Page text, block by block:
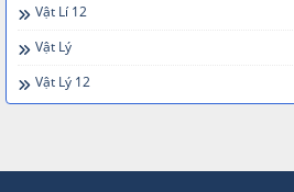
Vật Lí 12
Vật Lý
Vật Lý 12